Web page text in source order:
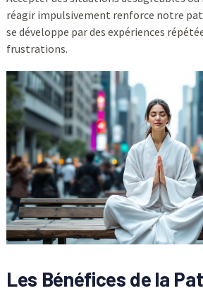
réagir impulsivement renforce notre
se développe par des expériences
frustrations.
Les Bénéfices de la